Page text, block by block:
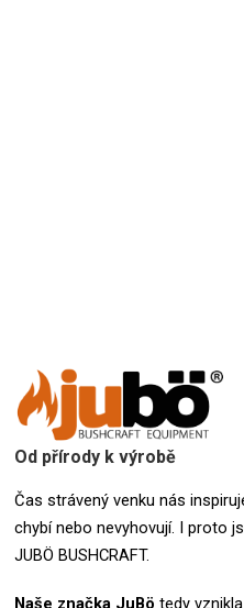
Od přírody k výrobě
Čas strávený venku nás
chybí nebo nevyhovují. I proto
JUBÖ BUSHCRAFT.
Naše značka JuBö tedy vznikla